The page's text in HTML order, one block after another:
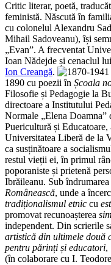
Critic literar, poetă,
feministă. Născută în
cu colonelul Alexandru
Mihail Sadoveanu), își
„Evan”. A frecventat
Ioan Nădejde și cenaclul
Ion Creangă.
1890 cu poezii în Școala
Filosofie și Pedagogie la
directoare a Institutului
Normale „Elena Doamna”
Puericultură și Educatoare,
Universitatea Liberă de la
ca susținătoare a
restul vieții ei, în primul
poporaniste și prietenă
Ibrăileanu. Sub
Românească, unde a
tradiționalismul etnic cu
promovat recunoașterea
independent. Din scrierile
artistică din ultimele două
pentru părinți și educatori,
(în colaborare cu I.